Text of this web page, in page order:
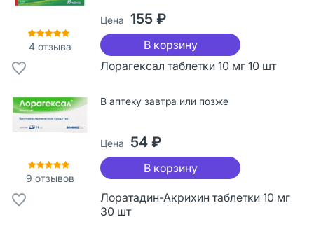
4отзыва
Цена 155 ₽
В корзину
9 отзывов
Лорагексал таблетки 10 мг 10 шт
В аптеку завтра или позже
Цена 54 ₽
В корзину
Лоратадин-Акрихин таблетки 10 мг
30 шт